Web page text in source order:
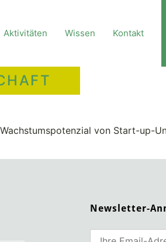
Aktivitäten Wissen Kontakt
von Start-up-
Newsletter-